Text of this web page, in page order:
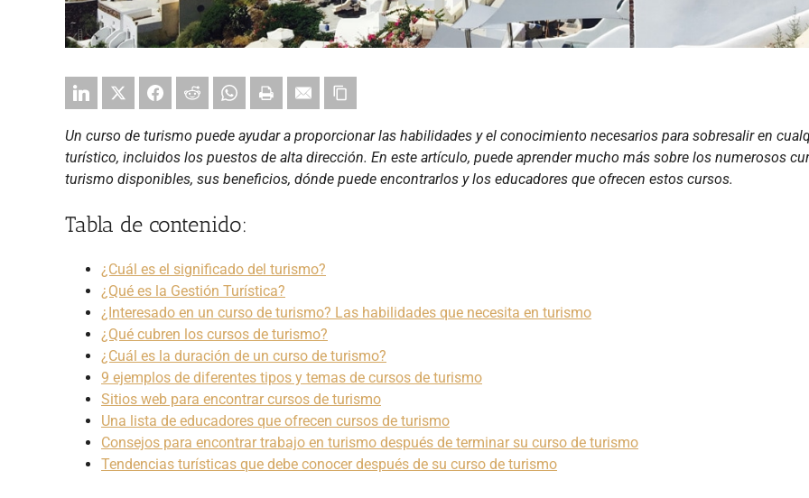
Un curso de turismo puede ayudar a proporcionar las habilidades y el conocimiento necesarios para sobresalir en
turístico, incluidos los puestos de alta dirección. En este artículo, puede aprender mucho más sobre los numerosos
turismo disponibles, sus beneficios, dónde puede encontrarlos y los educadores que ofrecen estos cursos.
Tabla de contenido:
¿Cuál es el significado del turismo?
¿Qué es la Gestión Turística?
¿Interesado en un curso de turismo? Las habilidades que necesita en turismo
¿Qué cubren los cursos de turismo?
¿Cuál es la duración de un curso de turismo?
9 ejemplos de diferentes tipos y temas de cursos de turismo
Sitios web para encontrar cursos de turismo
Una lista de educadores que ofrecen cursos de turismo
Consejos para encontrar trabajo en turismo después de terminar su curso de turismo
Tendencias turísticas que debe conocer después de su curso de turismo